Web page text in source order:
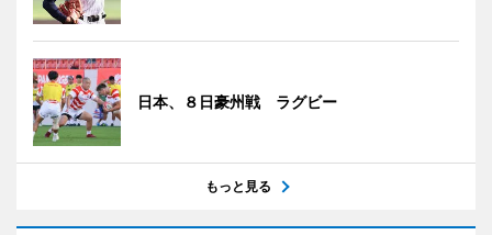
日本、８日豪州戦 ラグビー
もっと見る